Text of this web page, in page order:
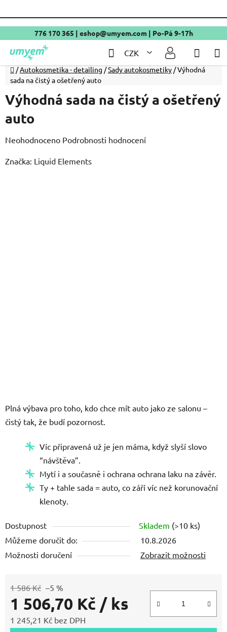
na
obsah
776 170 365 | eshop@umyem.com| Po-Pá 9-17h
CZK
Hledat
Domů
/Autokosmetika - detailing/Sady autokosmetiky/Výhodná
sada na čistý a ošetřený auto
Plná výbava pro toho, kdo chce mít auto jako ze salonu –
čistý tak, že budí pozornost.
Víc připravená už je jen máma, když slyší slovo
“návštěva”.
Mytí i a současně i ochrana ochrana laku na závěr.
Ty + tahle sada = auto, co září víc než korunovační
klenoty.
Dostupnost Skladem (>10 ks)
Můžeme doručit do:
10.8.2026
Možnosti doručení
Zobrazit možnosti
1 586 Kč –5 %
1 506,70 Kč / ks
1 245,21 Kč bez DPH
Výhodná sada na čistý a ošetřený
auto
Průměrné
produktu
Neohodnoceno Podrobnosti hodnocení
Značka: Liquid Elements